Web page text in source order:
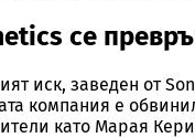
се
иск, заведен от
компания е
като Марая